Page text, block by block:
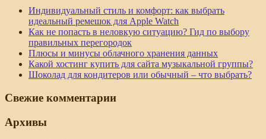
Индивидуальный стиль и комфорт: как выбрать
идеальный ремешок для Apple Watch
Как не попасть в неловкую ситуацию? Гид по выбору
правильных перегородок
Плюсы и минусы облачного хранения данных
Какой хостинг купить для сайта музыкальной группы?
Шоколад для кондитеров или обычный – что выбрать?
Свежие комментарии
Архивы